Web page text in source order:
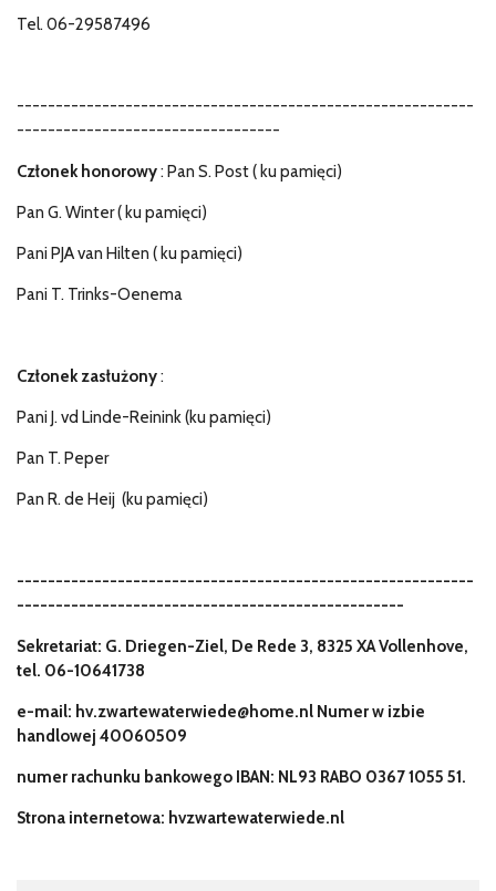
Tel. 06-29587496
-----------------------------------------------------------
----------------------------------
Członek honorowy: Pan S. Post ( ku pamięci)
Pan G. Winter ( ku pamięci)
Pani PJA van Hilten ( ku pamięci)
Pani T. Trinks-Oenema
Członek zasłużony:
Pani J. vd Linde-Reinink (ku pamięci)
Pan T. Peper
Pan R. de Heij (ku pamięci)
-----------------------------------------------------------
--------------------------------------------------
Sekretariat: G. Driegen-Ziel, De Rede 3, 8325 XA Vollenhove,
tel. 06-10641738
e-mail: hv.zwartewaterwiede@home.nl Numer w izbie
handlowej 40060509
numer rachunku bankowego IBAN: NL93 RABO 0367 1055 51.
Strona internetowa: hvzwartewaterwiede.nl